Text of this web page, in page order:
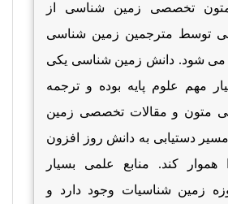
تخصصی زمین شناسی از
توسط مترجمین زمین شناسی
می شود. دانش زمین شناسی یکی
مهم علوم پایه بوده و ترجمه
متون و مقالات تخصصی زمین
دستیابی به دانش روز افزون
کند. منابع علمی بسیار
زمین شناسیات وجود دارد و